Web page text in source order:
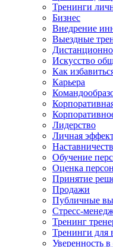
Тренинги
Бизнес
Внедрение
Выездные
Искусство
Как
Карьера
Лидерство
Личная
Обучение
Оценка
Принятие
Продажи
Публичные
Стресс-
Тренинг
Тренинги для
Уверенность в